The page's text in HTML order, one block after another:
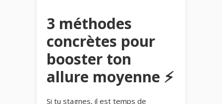
3 méthodes
concrètes pour
booster ton
allure moyenne ⚡
Si tu stagnes, il est temps de